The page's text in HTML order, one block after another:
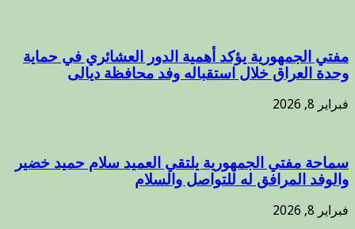
مفتي الجمهورية يؤكد أهمية الدور العشائري في حماية
وحدة العراق خلال استقباله وفد محافظة ديالى
فبراير 8, 2026
سماحة مفتي الجمهورية يلتقي العميد سلام حميد خضير
والوفد المرافق له للتواصل والسلام
فبراير 8, 2026